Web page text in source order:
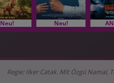
Neu! Neu!
Regie: Ilker Catak. Mit Özgü Namal,